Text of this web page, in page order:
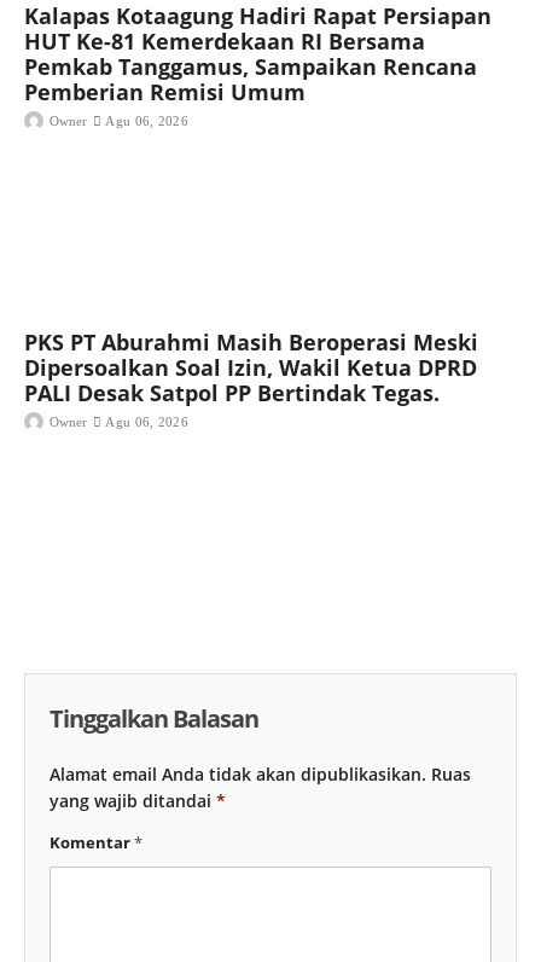
Kalapas Kotaagung Hadiri Rapat Persiapan
HUT Ke-81 Kemerdekaan RI Bersama
Pemkab Tanggamus, Sampaikan Rencana
Pemberian Remisi Umum
Owner Agu 06, 2026
PKS PT Aburahmi Masih Beroperasi Meski
Dipersoalkan Soal Izin, Wakil Ketua DPRD
PALI Desak Satpol PP Bertindak Tegas.
Owner Agu 06, 2026
Tinggalkan Balasan
Alamat email Anda tidak akan dipublikasikan. Ruas
yang wajib ditandai *
Komentar*